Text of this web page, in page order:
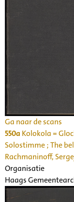
Ga naar de scans
550a Kolokola =
Solostimme ; The
Rachmaninoff,
Organisatie
Haags